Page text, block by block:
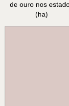
de ouro nos
(ha)